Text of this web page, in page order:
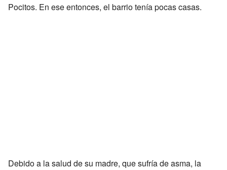
Pocitos. En ese entonces, el barrio tenía pocas casas.
Debido a la salud de su madre, que sufría de asma, la